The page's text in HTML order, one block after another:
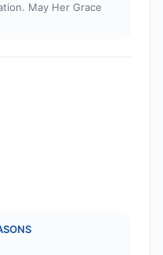
May Her Grace